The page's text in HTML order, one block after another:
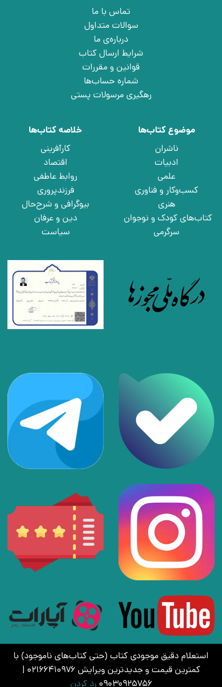
استعلام دقیق موجودی کتاب (حتی کتاب‌های ناموجود) با
کمترین قیمت و جدیدترین ویرایش 02166410976 |
09030925756 رد کردن
تماس با ما
سوالات متداول
درباره‌ی ما
شرایط ارسال کتاب
قوانین و مقررات
شماره حساب‌ها
رهگیری مرسولات پستی
موضوع کتاب‌ها
ناشران
ادبیات
علمی
کسب‌وکار و فناوری
هنری
کتاب‌های کودک و نوجوان
سرگرمی
خلاصه کتاب‌ها
کارآفرینی
اقتصاد
روابط عاطفی
فرزندپروری
بیوگرافی و شرح‌حال
دین و عرفان
سیاست